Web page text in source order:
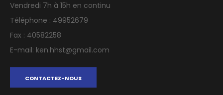
Vendredi 7h à 15h en continu
Téléphone : 49952679
Fax : 40582258
E-mail: ken.hhst@gmail.com
CONTACTEZ-NOUS